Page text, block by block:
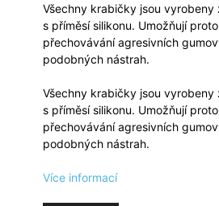
Všechny krabičky jsou vyrobeny
s příměsí silikonu. Umožňují
přechovávání agresivních
podobných nástrah.
Všechny krabičky jsou vyrobeny
s příměsí silikonu. Umožňují
přechovávání agresivních
podobných nástrah.
Více informací